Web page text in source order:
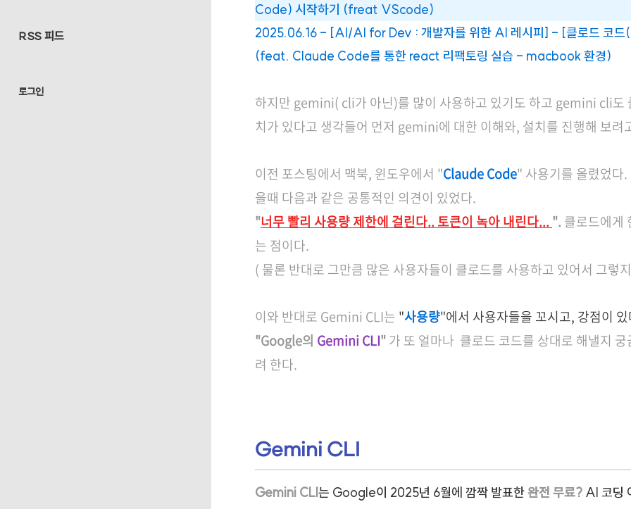
RSS 피드
로그인
Code) 시작하기 (freat VScode)
2025.06.16 - [AI/AI for Dev : 개발자를 위한 AI 레시피] - [클로드 코
(feat. Claude Code를 통한 react 리팩토링 실습 - macbook 환경)
하지만 gemini( cli가 아닌)를 많이 사용하고 있기도 하고 gemini cli도
치가 있다고 생각들어 먼저 gemini에 대한 이해와, 설치를 진행해 보려
이전 포스팅에서 맥북, 윈도우에서 "Claude Code" 사용기를 올렸었다
을때 다음과 같은 공통적인 의견이 있었다.
"너무 빨리 사용량 제한에 걸린다.. 토큰이 녹아 내린다...". 클로드에게
는 점이다.
( 물론 반대로 그만큼 많은 사용자들이 클로드를 사용하고 있어서 그렇
이와 반대로 Gemini CLI는 "사용량"에서 사용자들을 꼬시고, 강점이
"Google의 Gemini CLI"가 또 얼마나 클로드 코드를 상대로 해낼지
려 한다.
Gemini CLI
Gemini CLI는 Google이 2025년 6월에 깜짝 발표한완전 무료? AI 코딩